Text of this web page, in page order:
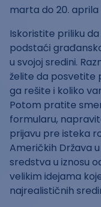
Iskoristite priliku
podstaći
u svojoj sredini.
želite da posvetite
ga rešite i koliko
Potom pratite
formularu,
prijavu pre isteka
Američkih Država
sredstva u iznosu
velikim idejama
najrealističnih